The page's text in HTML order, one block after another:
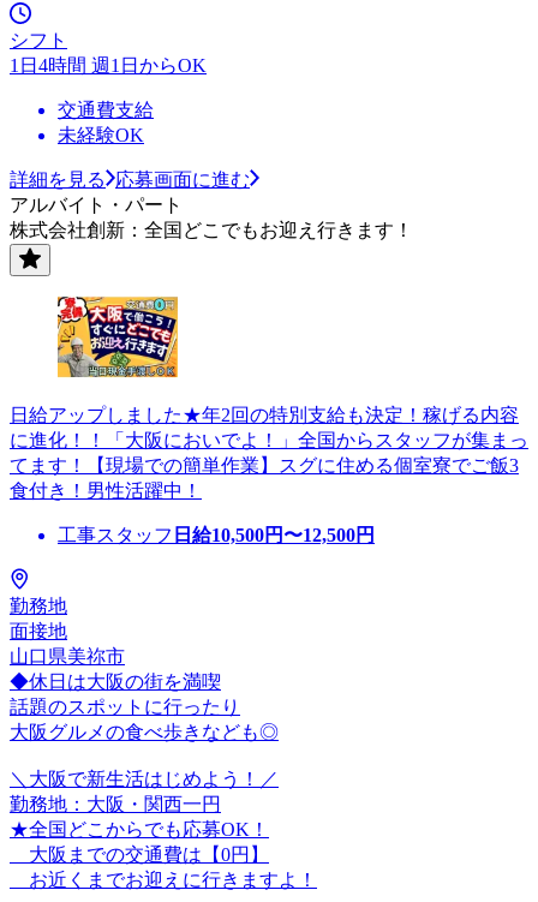
シフト
1日4時間 週1日からOK
交通費支給
未経験OK
詳細を見る
応募画面に進む
アルバイト・パート
株式会社創新：全国どこでもお迎え行きます！
日給アップしました★年2回の特別支給も決定！稼げる内容
に進化！！「大阪においでよ！」全国からスタッフが集まっ
てます！【現場での簡単作業】スグに住める個室寮でご飯3
食付き！男性活躍中！
工事スタッフ 日給10,500円〜12,500円
勤務地
面接地
山口県美祢市
◆休日は大阪の街を満喫
話題のスポットに行ったり
大阪グルメの食べ歩きなども◎
＼大阪で新生活はじめよう！／
勤務地：大阪・関西一円
★全国どこからでも応募OK！
大阪までの交通費は【0円】
お近くまでお迎えに行きますよ！